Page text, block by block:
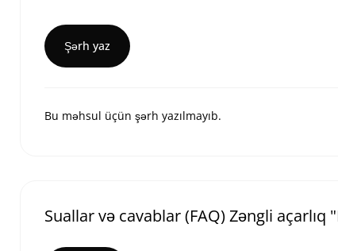
Şərh yaz
Bu məhsul üçün şərh yazılmayıb.
Suallar və cavablar (FAQ) Zəngli açarlıq